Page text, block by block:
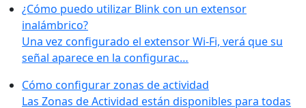
¿Cómo puedo utilizar Blink con un extensor
inalámbrico?
Una vez configurado el extensor Wi-Fi, verá que su
señal aparece en la configurac…
Cómo configurar zonas de actividad
Las Zonas de Actividad están disponibles para todas